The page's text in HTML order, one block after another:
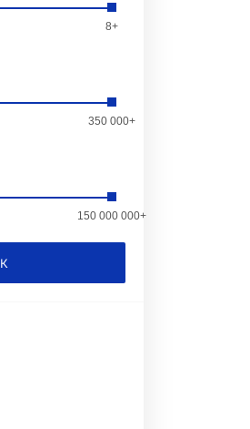
8+
350 000+
150 000 000+